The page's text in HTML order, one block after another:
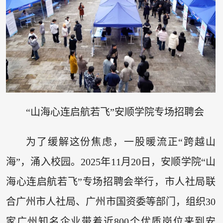
“山海心连启航若飞”安顺学院专场招聘会
为了缓解这份焦虑，一股暖流正“跨越山
海”，涌入校园。2025年11月20日，安顺学院“山
海心连启航若飞”专场招聘会举行，市人社局联
合广州市人社局、广州市国资委等部门，组织30